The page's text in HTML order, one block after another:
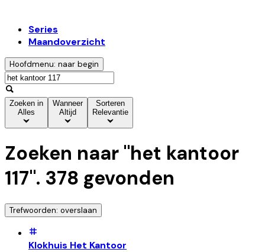
Series
Maandoverzicht
Hoofdmenu: naar begin
Zoeken in
Alles
Wanneer
Altijd
Sorteren
Relevantie
Zoeken naar "het kantoor
117". 378 gevonden
Trefwoorden: overslaan
Klokhuis Het Kantoor